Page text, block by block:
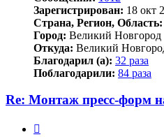
Зарегистрирован: 18 окт
Страна, Регион, Область:
Город: Великий Новгород
Откуда: Великий
Благодарил (а): 32 раза
Поблагодарили: 84 раза
Re: Монтаж пресс-форм